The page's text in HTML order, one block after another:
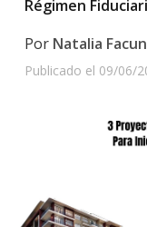
Régimen
Por Natalia
Publicado el 09/06/